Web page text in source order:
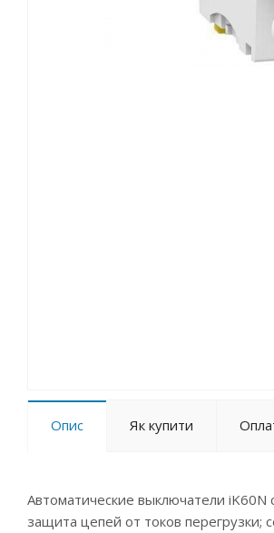
Опис Як купити
Автоматические выключатели
защита цепей от токов перегрузки;